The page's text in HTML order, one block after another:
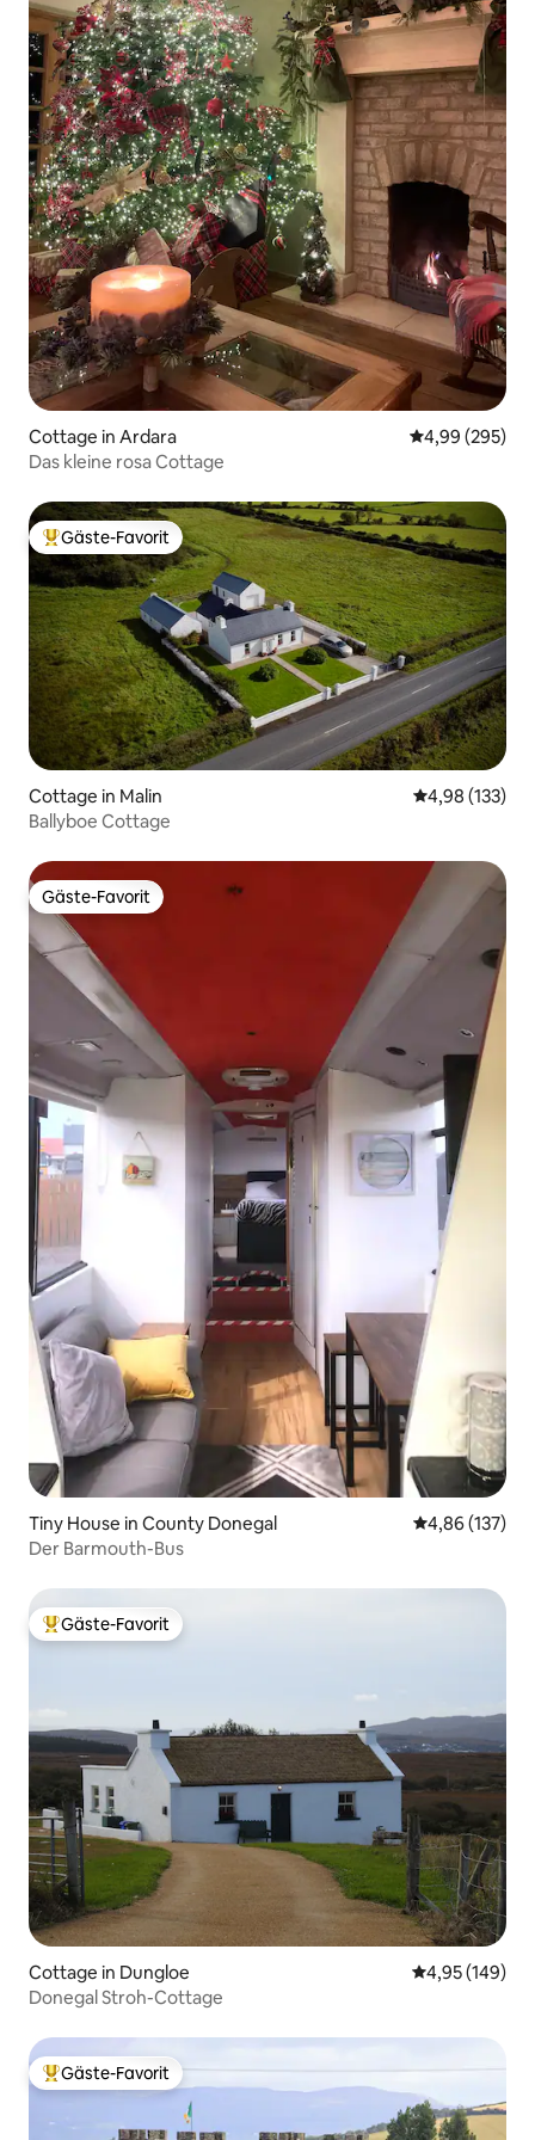
Cottage in Ardara
4,99 (295)
Das kleine rosa Cottage
Beliebter Gäste-Favorit.
Gäste-Favorit
Cottage in Malin
4,98 (133)
Ballyboe Cottage
Gäste-Favorit
Gäste-Favorit
Tiny House in County Donegal
4,86 (137)
Der Barmouth-Bus
Beliebter Gäste-Favorit.
Gäste-Favorit
Cottage in Dungloe
4,95 (149)
Donegal Stroh-Cottage
Beliebter Gäste-Favorit.
Gäste-Favorit